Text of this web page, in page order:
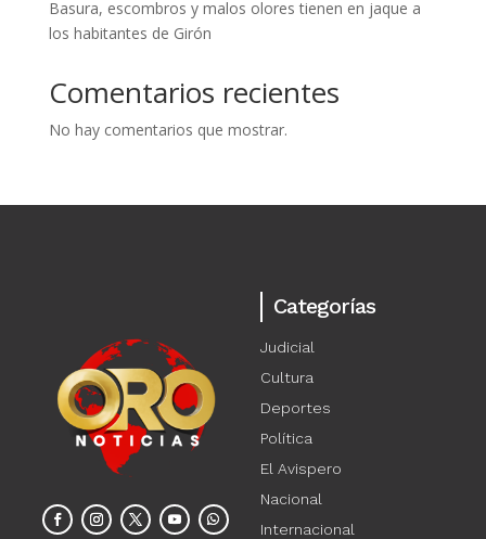
Basura, escombros y malos olores tienen en jaque a
los habitantes de Girón
Comentarios recientes
No hay comentarios que mostrar.
Categorías
Judicial
Cultura
Deportes
Política
El Avispero
Nacional
Internacional